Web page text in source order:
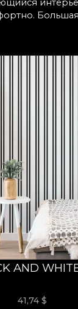
в
для
ваш
Закажите
вы
AND
41,74$